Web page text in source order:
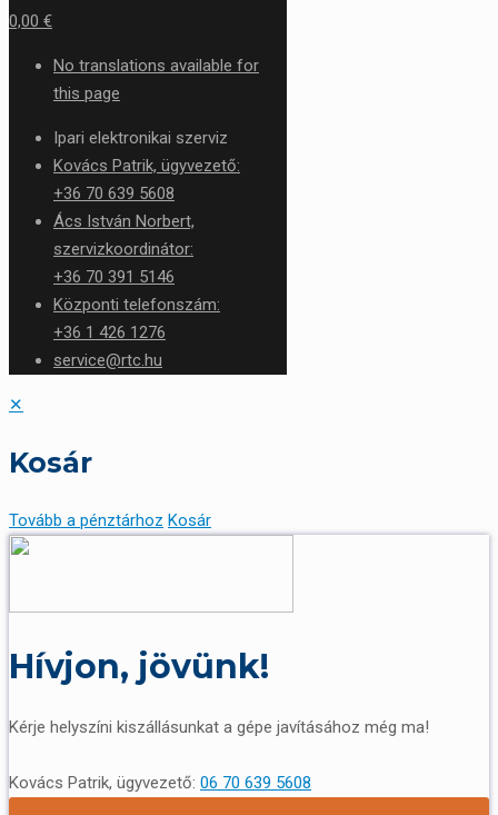
0,00 €
No translations available for
this page
Ipari elektronikai szerviz
Kovács Patrik, ügyvezető:
+36 70 639 5608
Ács István Norbert,
szervizkoordinátor:
+36 70 391 5146
Központi telefonszám:
+36 1 426 1276
service@rtc.hu
✕
Kosár
Tovább a pénztárhoz Kosár
Hívjon, jövünk!
Kérje helyszíni kiszállásunkat a gépe javításához még ma!
Kovács Patrik, ügyvezető: 06 70 639 5608